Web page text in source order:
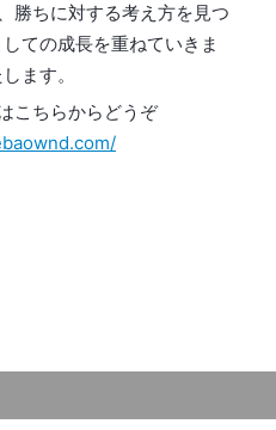
勝ちに対する考え方を見つ
ての成長を重ねていきま
ます。
こちらからどうぞ